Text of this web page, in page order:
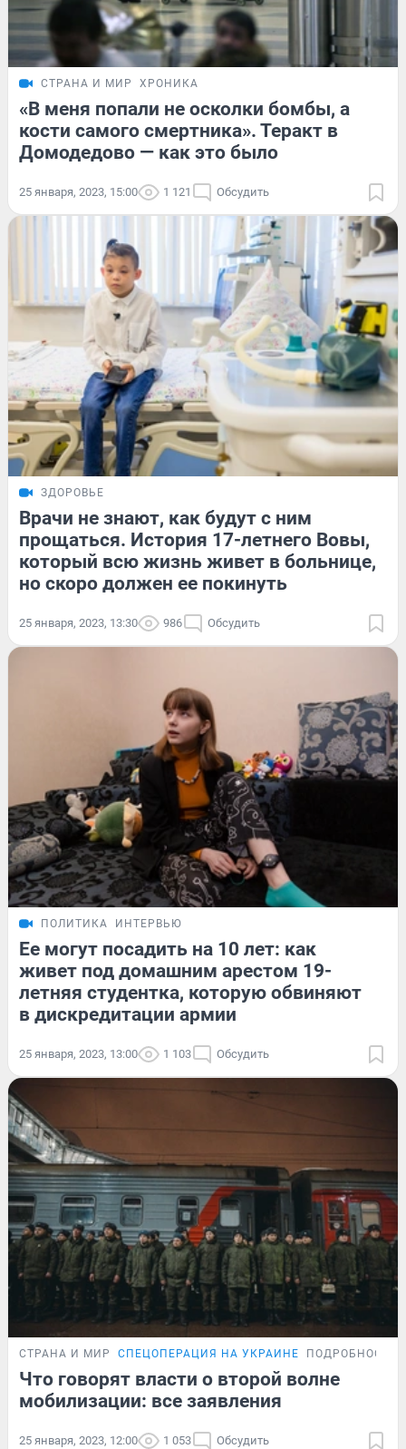
СТРАНА И МИР ХРОНИКА
«В меня попали не осколки бомбы, а
кости самого смертника». Теракт в
Домодедово — как это было
25 января, 2023, 15:00 1 121 Обсудить
ЗДОРОВЬЕ
Врачи не знают, как будут с ним
прощаться. История 17-летнего Вовы,
который всю жизнь живет в больнице,
но скоро должен ее покинуть
25 января, 2023, 13:30 986 Обсудить
ПОЛИТИКА ИНТЕРВЬЮ
Ее могут посадить на 10 лет: как
живет под домашним арестом 19-
летняя студентка, которую обвиняют
в дискредитации армии
25 января, 2023, 13:00 1 103 Обсудить
СТРАНА И МИР СПЕЦОПЕРАЦИЯ НА УКРАИНЕ ПОДРОБНОСТИ
Что говорят власти о второй волне
мобилизации: все заявления
25 января, 2023, 12:00 1 053 Обсудить